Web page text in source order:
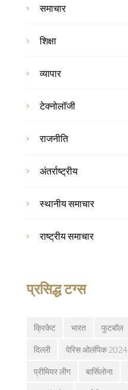
समाचार
शिक्षा
व्यापार
टेक्नोलॉजी
राजनीति
अंतर्राष्ट्रीय
स्थानीय समाचार
राष्ट्रीय समाचार
प्रसिद्ध टग्स
क्रिकेट भारत फुटबॉल
दिल्ली पेरिस ओलंपिक 2024
प्रीमियर लीग बार्सिलोना